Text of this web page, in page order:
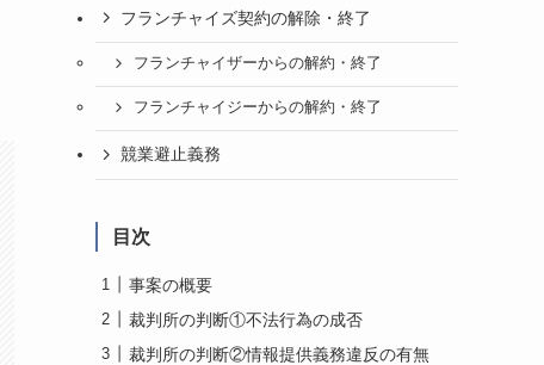
フランチャイズ契約の解除・終了
フランチャイザーからの解約・終了
フランチャイジーからの解約・終了
競業避止義務
目次
事案の概要
裁判所の判断①不法行為の成否
裁判所の判断②情報提供義務違反の有無